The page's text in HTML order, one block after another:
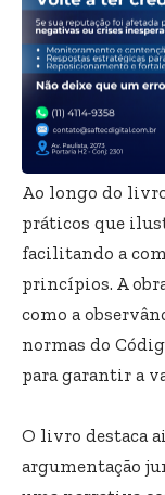
Ao longo do
práticos que
facilitando a
princípios. A
como a
normas do
para garantir a
O livro destaca
argumentação